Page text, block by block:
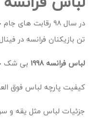
در سال 98
تن بازیکنان فرانسه در فینال جام جهانی 1998 بود زمانی که با
لباس فرانسه 1998
بی شک
کیفیت پارچه لباس فوق
جزئیات لباس مثل یقه و